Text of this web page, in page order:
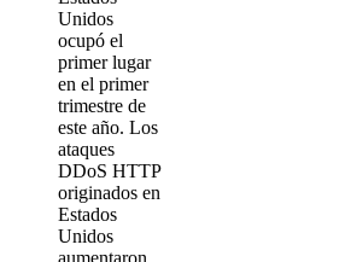
Unidos
ocupó el
primer lugar
en el primer
trimestre de
este año. Los
ataques
DDoS HTTP
originados en
Estados
Unidos